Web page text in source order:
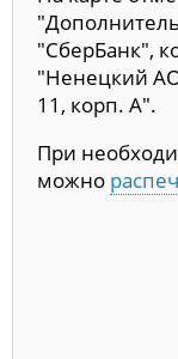
"СберБанк",
"Ненецкий
11, корп. А".
При
можно